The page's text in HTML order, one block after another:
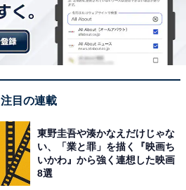
1 2
注目の連載
東野圭吾や湊かなえだけじゃな
い、「業と罪」を描く『映画ち
いかわ』から強く連想した映画
8選